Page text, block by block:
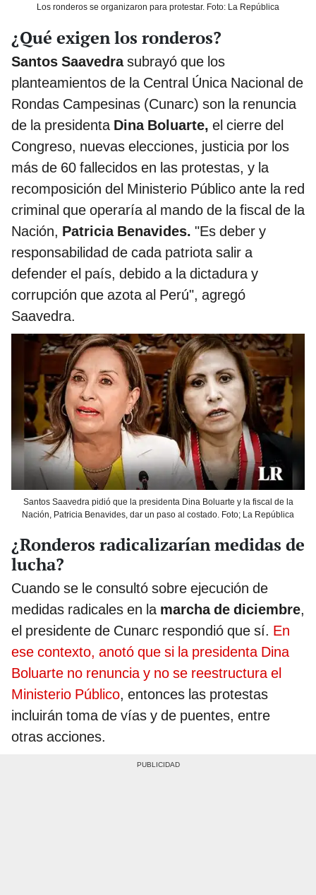
Los ronderos se organizaron para protestar. Foto: La República
¿Qué exigen los ronderos?
Santos Saavedrasubrayó que los
planteamientos de la Central Única Nacional de
Rondas Campesinas (Cunarc) son la renuncia
de la presidenta Dina Boluarte, el cierre del
Congreso, nuevas elecciones, justicia por los
más de 60 fallecidos en las protestas, y la
recomposición del Ministerio Público ante la red
criminal que operaría al mando de la fiscal de la
Nación, Patricia Benavides. "Es deber y
responsabilidad de cada patriota salir a
defender el país, debido a la dictadura y
corrupción que azota al Perú", agregó
Saavedra.
Santos Saavedra pidió que la presidenta Dina Boluarte y la fiscal de la
Nación, Patricia Benavides, dar un paso al costado. Foto; La República
¿Ronderos radicalizarían medidas de
lucha?
Cuando se le consultó sobre ejecución de
medidas radicales en la marcha de diciembre,
el presidente de Cunarc respondió que sí. En
ese contexto, anotó que si la presidenta Dina
Boluarte no renuncia y no se reestructura el
Ministerio Público, entonces las protestas
incluirán toma de vías y de puentes, entre
otras acciones.